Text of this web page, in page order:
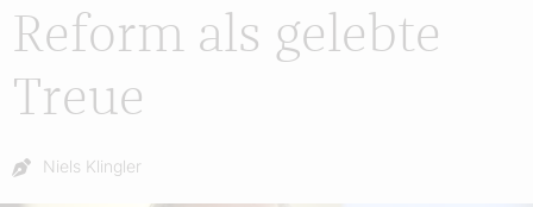
Reform als gelebte
Treue
Autor:
Niels Klingler